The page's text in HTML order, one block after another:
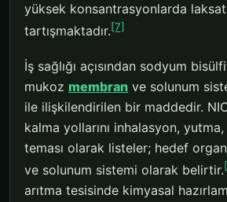
yüksek konsantrasyonlarda
tartışmaktadır.[7]
İş sağlığı açısından sodyum
mukoz membran ve solunum
ile ilişkilendirilen bir maddedir.
kalma yollarını inhalasyon,
teması olarak listeler; hedef
ve solunum sistemi olarak belirtir.
arıtma tesisinde kimyasal